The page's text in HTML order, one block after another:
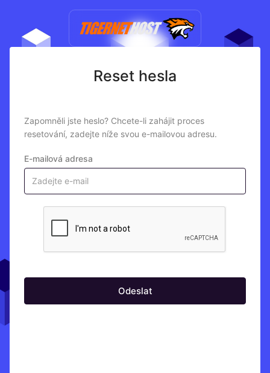
Reset hesla
Zapomněli jste heslo? Chcete-li zahájit proces
resetování, zadejte níže svou e-mailovou adresu.
E-mailová adresa
Odeslat